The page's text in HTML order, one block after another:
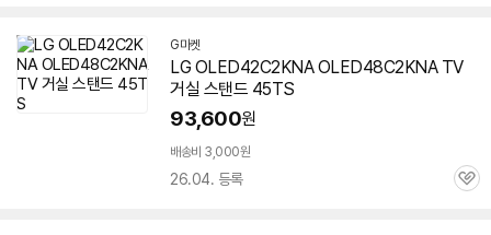
G마켓
LG OLED42C2KNA OLED48C2KNA TV
거실 스탠드 45TS
93,600원
배송비 3,000원
26.04. 등록
관